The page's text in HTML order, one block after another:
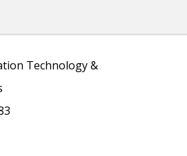
Technology &